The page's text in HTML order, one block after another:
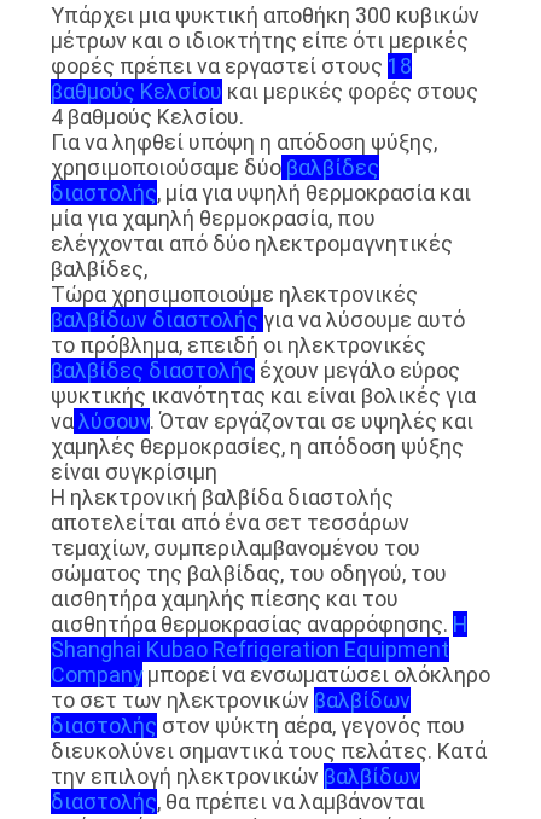
ΜΑΣ
ΕΛΆΤΕ
ΕΠΑΦΉ
ΕΙΔΉΣΕΙΣ
ΠΕΡΙΠΤΏΣΕΙΣ
ΖΗΤΉΣΤΕ
ΈΝΑ
ΑΠΌΣΠΑΣΜΑ
SITEMAP
ΠΟΛΙΤΙΚΉ
ΑΠΟΡΡΉΤΟΥ
Υπάρχει μια ψυκτική αποθήκη 300 κυβικών
μέτρων και ο ιδιοκτήτης είπε ότι μερικές
φορές πρέπει να εργαστεί στους 18
βαθμούς Κελσίου και μερικές φορές στους
4 βαθμούς Κελσίου.
Για να ληφθεί υπόψη η απόδοση ψύξης,
χρησιμοποιούσαμε δύοβαλβίδες
διαστολής, μία για υψηλή θερμοκρασία και
μία για χαμηλή θερμοκρασία, που
ελέγχονται από δύο ηλεκτρομαγνητικές
βαλβίδες,
Τώρα χρησιμοποιούμε ηλεκτρονικές
βαλβίδων διαστολής για να λύσουμε αυτό
το πρόβλημα, επειδή οι ηλεκτρονικές
βαλβίδες διαστολής έχουν μεγάλο εύρος
ψυκτικής ικανότητας και είναι βολικές για
ναλύσουν. Όταν εργάζονται σε υψηλές και
χαμηλές θερμοκρασίες, η απόδοση ψύξης
είναι συγκρίσιμη
Η ηλεκτρονική βαλβίδα διαστολής
αποτελείται από ένα σετ τεσσάρων
τεμαχίων, συμπεριλαμβανομένου του
σώματος της βαλβίδας, του οδηγού, του
αισθητήρα χαμηλής πίεσης και του
αισθητήρα θερμοκρασίας αναρρόφησης. Η
Shanghai Kubao Refrigeration Equipment
Company μπορεί να ενσωματώσει ολόκληρο
το σετ των ηλεκτρονικών βαλβίδων
διαστολής στον ψύκτη αέρα, γεγονός που
διευκολύνει σημαντικά τους πελάτες. Κατά
την επιλογή ηλεκτρονικών βαλβίδων
διαστολής, θα πρέπει να λαμβάνονται